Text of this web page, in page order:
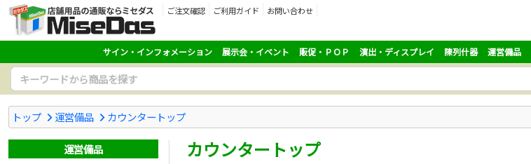
ご注文確認 ご利用ガイド
お問い合わせ
サイン・インフォメーション 展示会・イベント 販促・ＰＯＰ 演出・ディスプレイ 陳列什器 運営備品
トップ 運営備品 カウンタートップ
カウンタートップ
運営備品